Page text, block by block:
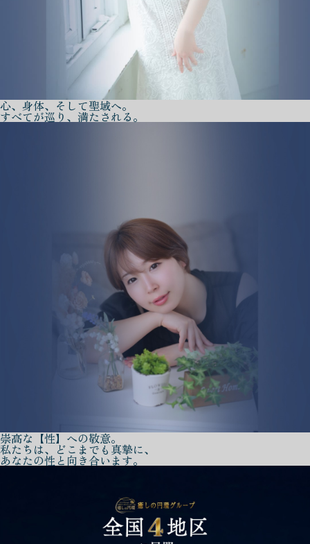
心、身体、そして聖域へ。
すべてが巡り、満たされる。
崇高な【性】への敬意。
私たちは、どこまでも真摯に、
あなたの性と向き合います。